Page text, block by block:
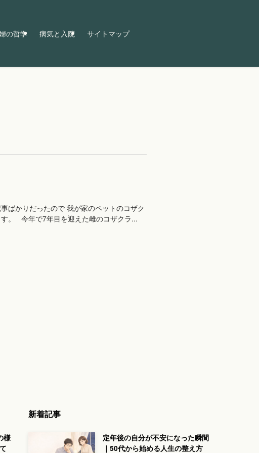
の哲学 病気と入院 サイトマップ
ばかりだったので 我が家のペットのコザク
。 今年で7年目を迎えた雌のコザクラ...
様
新着記事
定年後の自分が不安になった瞬間
｜50代から始める人生の整え方